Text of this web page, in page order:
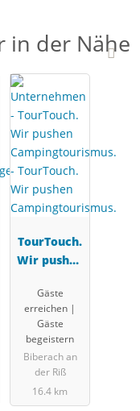
in der Nähe
TourTouch.
Wir pushen
rismus.
Gäste
erreichen |
Gäste
begeistern
Biberach an
der Riß
16.4 km